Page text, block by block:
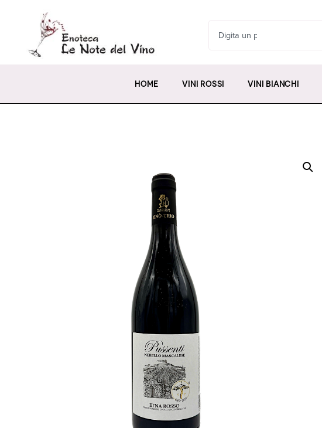
HOME VINI ROSSI VINI BIANCHI